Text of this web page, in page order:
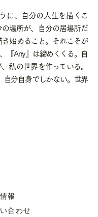
に、自分の人生を描くこ
場所が、自分の居場所だ
始めること。それこそが
『Any』は締めくくる。自
私の世界を作っている。
自分自身でしかない。世界
報
合わせ